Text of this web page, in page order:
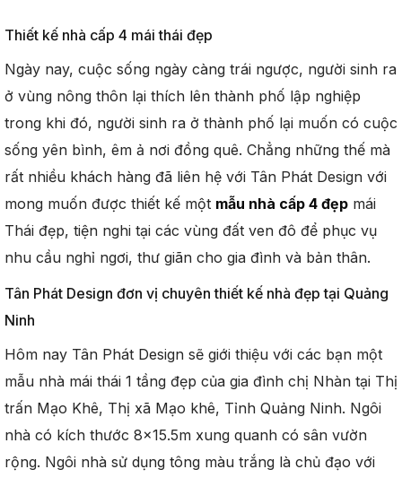
Thiết kế nhà cấp 4 mái thái đẹp
Ngày nay, cuộc sống ngày càng trái ngược, người sinh ra
ở vùng nông thôn lại thích lên thành phố lập nghiệp
trong khi đó, người sinh ra ở thành phố lại muốn có cuộc
sống yên bình, êm ả nơi đồng quê. Chẳng những thế mà
rất nhiều khách hàng đã liên hệ với Tân Phát Design với
mong muốn được thiết kế một mẫu nhà cấp 4 đẹp mái
Thái đẹp, tiện nghi tại các vùng đất ven đô để phục vụ
nhu cầu nghỉ ngơi, thư giãn cho gia đình và bản thân.
Tân Phát Design đơn vị chuyên thiết kế nhà đẹp tại Quảng
Ninh
Hôm nay Tân Phát Design sẽ giới thiệu với các bạn một
mẫu nhà mái thái 1 tầng đẹp của gia đình chị Nhàn tại Thị
trấn Mạo Khê, Thị xã Mạo khê, Tỉnh Quảng Ninh. Ngôi
nhà có kích thước 8×15.5m xung quanh có sân vườn
rộng. Ngôi nhà sử dụng tông màu trắng là chủ đạo với